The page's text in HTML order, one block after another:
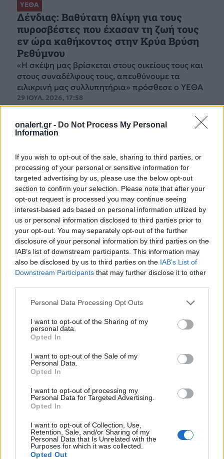
onalert.gr - Do Not Process My Personal
Information
If you wish to opt-out of the sale, sharing to third parties, or
processing of your personal or sensitive information for
targeted advertising by us, please use the below opt-out
section to confirm your selection. Please note that after your
opt-out request is processed you may continue seeing
interest-based ads based on personal information utilized by
us or personal information disclosed to third parties prior to
your opt-out. You may separately opt-out of the further
disclosure of your personal information by third parties on the
IAB’s list of downstream participants. This information may
also be disclosed by us to third parties on the IAB’s List of
Downstream Participants that may further disclose it to other
Personal Data Processing Opt Outs
I want to opt-out of the Sharing of my
personal data.
Opted In
I want to opt-out of the Sale of my
Personal Data.
Opted In
I want to opt-out of processing my
Personal Data for Targeted Advertising.
Opted In
I want to opt-out of Collection, Use,
Retention, Sale, and/or Sharing of my
Personal Data that Is Unrelated with the
Purposes for which it was collected.
Opted Out
ΥΕΘΑ
Δένδιας: Βαθύτατη θλίψη για τους
πυροσβέστες που έχασαν τη ζωή τους
εν ώρα καθήκοντος στην Κρύα Βρύση
Ρεθύμνου
«Η σκέψη μας βρίσκεται στους οικείους τους και
στους συναδέλφους τους, απευθύνουμε τα
ειλικρινή μας συλλυπητήρια» πρόσθεσε ο ΥΕΘΑ
29 ΙΟΥΛ. 2026, 17:58
Με απόφαση Δένδια συγκροτούνται
νέες Μονάδες Ειδικών Επιχειρήσεων
Οι νέες μονάδες συγκροτούνται στην Αττική, την
Κεντρική Μακεδονία και τον βόρειο Έβρο